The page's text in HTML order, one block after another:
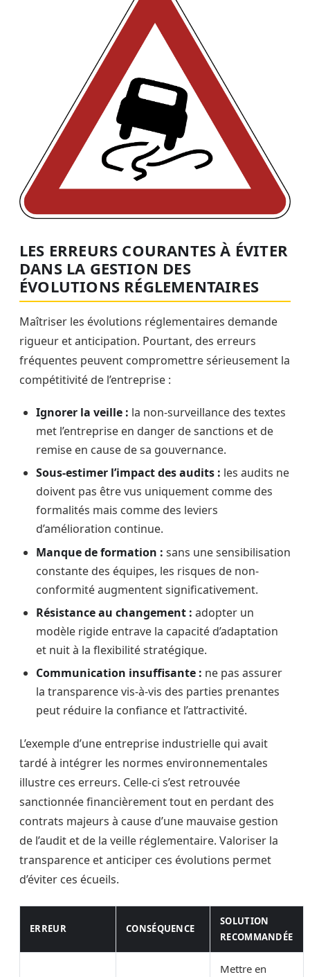
LES ERREURS COURANTES À ÉVITER
DANS LA GESTION DES
ÉVOLUTIONS RÉGLEMENTAIRES
Maîtriser les évolutions réglementaires demande
rigueur et anticipation. Pourtant, des erreurs
fréquentes peuvent compromettre sérieusement la
compétitivité de l’entreprise :
Ignorer la veille : la non-surveillance des textes
met l’entreprise en danger de sanctions et de
remise en cause de sa gouvernance.
Sous-estimer l’impact des audits : les audits ne
doivent pas être vus uniquement comme des
formalités mais comme des leviers
d’amélioration continue.
Manque de formation : sans une sensibilisation
constante des équipes, les risques de non-
conformité augmentent significativement.
Résistance au changement : adopter un
modèle rigide entrave la capacité d’adaptation
et nuit à la flexibilité stratégique.
Communication insuffisante : ne pas assurer
la transparence vis-à-vis des parties prenantes
peut réduire la confiance et l’attractivité.
L’exemple d’une entreprise industrielle qui avait
tardé à intégrer les normes environnementales
illustre ces erreurs. Celle-ci s’est retrouvée
sanctionnée financièrement tout en perdant des
contrats majeurs à cause d’une mauvaise gestion
de l’audit et de la veille réglementaire. Valoriser la
transparence et anticiper ces évolutions permet
d’éviter ces écueils.
ERREUR CONSÉQUENCE
SOLUTION
RECOMMANDÉE
Mettre en